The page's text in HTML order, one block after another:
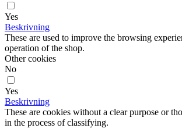
Yes
Beskrivning
These are used to improve the browsing
operation of the shop.
Other cookies
No
Yes
Beskrivning
These are cookies without a clear purpose or
in the process of classifying.